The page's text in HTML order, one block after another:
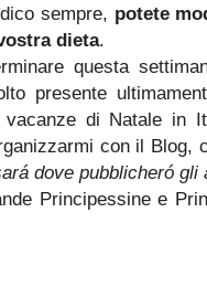
sempre, potete
dieta.
questa
presente
di Natale in
con il Blog,
dove pubblicheró gli
Principessine e